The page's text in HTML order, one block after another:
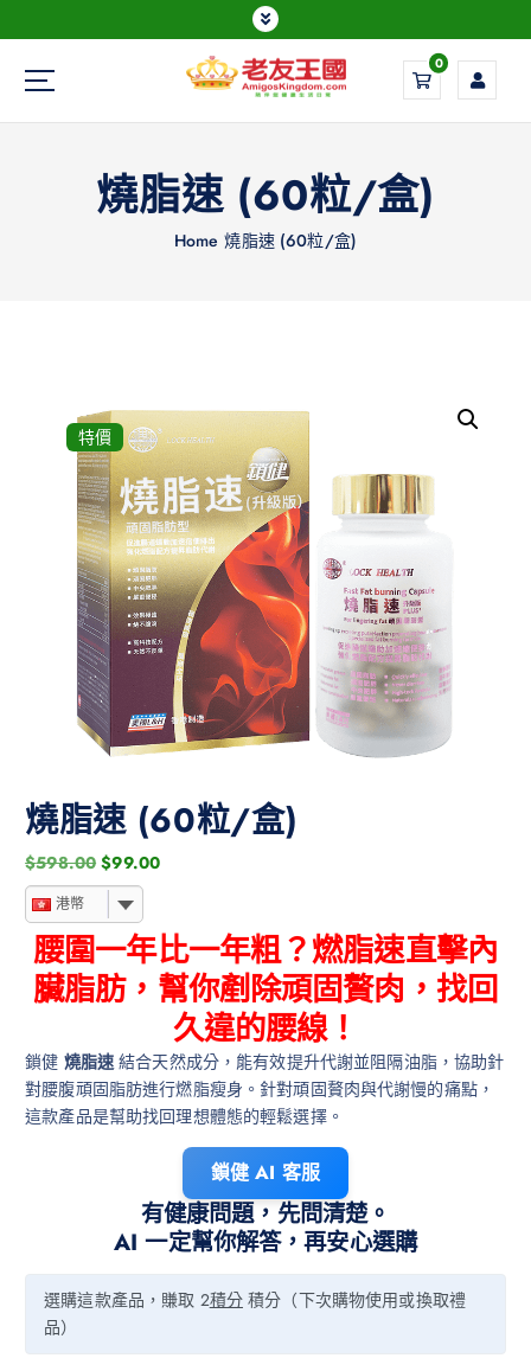
Everything is possible
0
燒脂速 (60粒/盒)
Home 燒脂速 (60粒/盒)
特價
燒脂速 (60粒/盒)
$598.00 $99.00
港幣
腰圍一年比一年粗？燃脂速直擊內
臟脂肪，幫你剷除頑固贅肉，找回
久違的腰線！
鎖健 燒脂速結合天然成分，能有效提升代謝並阻隔油脂，協助針
對腰腹頑固脂肪進行燃脂瘦身。針對頑固贅肉與代謝慢的痛點，
這款產品是幫助找回理想體態的輕鬆選擇。
鎖健 AI 客服
有健康問題，先問清楚。
AI 一定幫你解答，再安心選購
選購這款產品，賺取 2積分積分（下次購物使用或換取禮
品）